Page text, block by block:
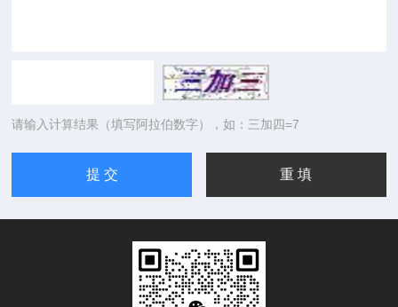
请输入计算结果（填写阿拉伯数字），如：三加四=7